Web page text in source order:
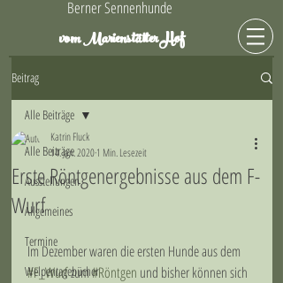
Berner Sennenhunde
vom MarienstätterHof
Beitrag
Alle Beiträge
Ausstellungen
Allgemeines
Termine
Welpentagebücher
Alle Beiträge
Erste Röntgenergebnisse aus dem F-
Wurf
Katrin Fluck
14. Jan. 20201 Min. Lesezeit
Im Dezember waren die ersten Hunde aus dem
#F_Wurf zum #Röntgen und bisher können sich